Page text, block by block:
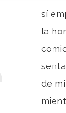
sí
la
de